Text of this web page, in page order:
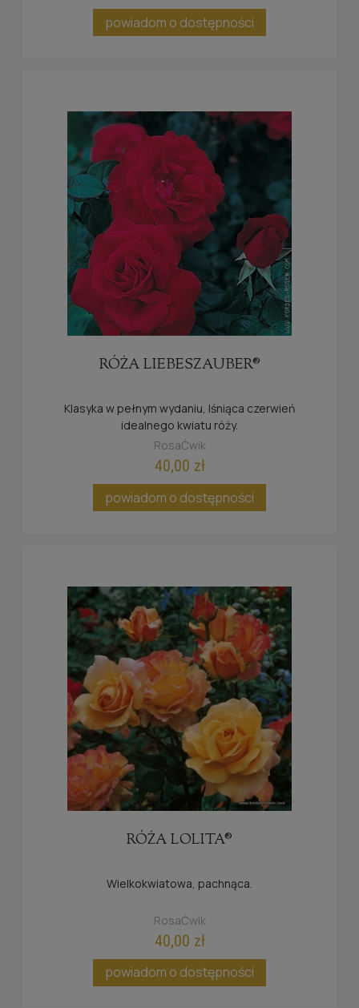
powiadom o dostępności
RÓŻA LIEBESZAUBER®
Klasyka w pełnym wydaniu, lśniąca czerwień
idealnego kwiatu róży.
RosaĆwik
40,00 zł
powiadom o dostępności
RÓŻA LOLITA®
Wielkokwiatowa, pachnąca.
RosaĆwik
40,00 zł
powiadom o dostępności